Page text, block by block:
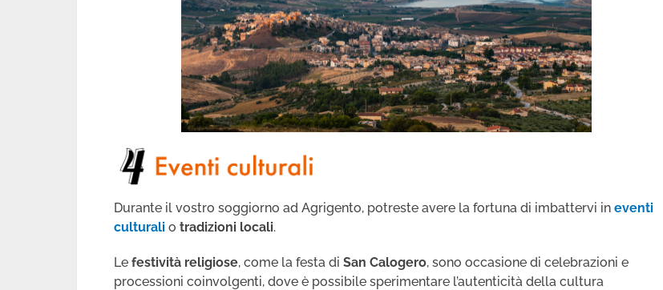
Durante il vostro soggiorno ad Agrigento, potreste avere la fortuna di imbattervi in eventi
culturali o tradizioni locali.
Le festività religiose, come la festa di San Calogero, sono occasione di celebrazioni e
processioni coinvolgenti, dove è possibile sperimentare l’autenticità della cultura